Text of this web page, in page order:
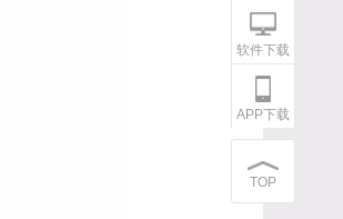
软件下载
APP下载
TOP